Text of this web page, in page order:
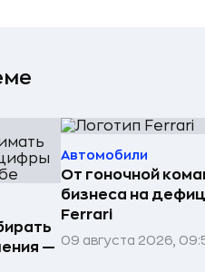
—
Автомобили
От гоночной
бизнеса на
Ferrari
09 августа 2026,